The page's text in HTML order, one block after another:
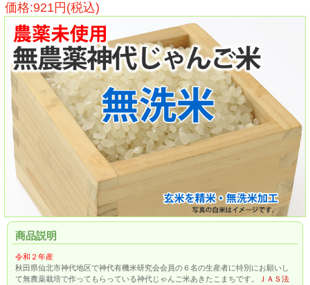
価格:921円(税込)
商品説明
令和２年産
秋田県仙北市神代地区で神代有機米研究会会員の６名の生産者に特別にお願いし
て無農薬栽培で作ってもらっている神代じゃんご米あきたこまちです。
ＪＡＳ法